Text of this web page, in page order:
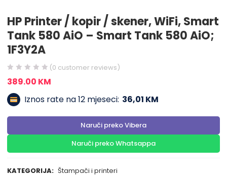
HP Printer / kopir / skener, WiFi, Smart
Tank 580 AiO – Smart Tank 580 AiO;
1F3Y2A
(0 customer reviews)
389.00 KM
Iznos rate na 12 mjeseci: 36,01 KM
Naruči preko Vibera
Naruči preko Whatsappa
KATEGORIJA: Štampači i printeri